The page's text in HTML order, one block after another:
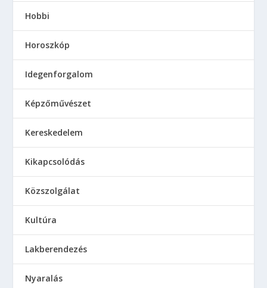
Hobbi
Horoszkóp
Idegenforgalom
Képzőművészet
Kereskedelem
Kikapcsolódás
Közszolgálat
Kultúra
Lakberendezés
Nyaralás